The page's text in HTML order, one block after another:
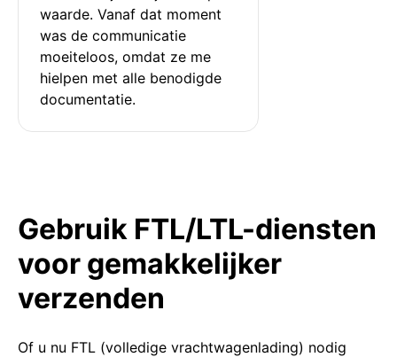
waarde. Vanaf dat moment
was de communicatie
moeiteloos, omdat ze me
hielpen met alle benodigde
documentatie.
Gebruik FTL/LTL-diensten
voor gemakkelijker
verzenden
Of u nu FTL (volledige vrachtwagenlading) nodig